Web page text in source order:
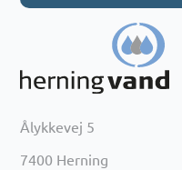
Ålykkevej 5
7400 Herning